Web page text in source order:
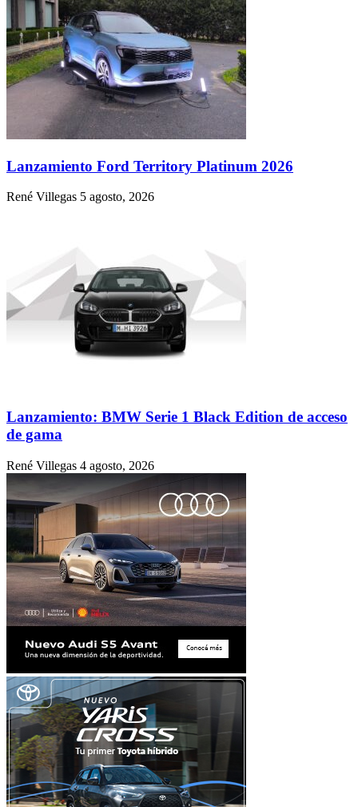
Lanzamiento Ford Territory Platinum 2026
René Villegas 5 agosto, 2026
Lanzamiento: BMW Serie 1 Black Edition de acceso
de gama
René Villegas 4 agosto, 2026